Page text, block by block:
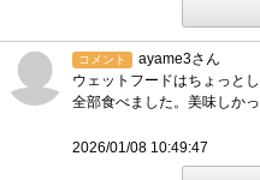
コメント
ayame3さん
ウェットフードはちょっと
全部食べました。美味しかっ
2026/01/08 10:49:47